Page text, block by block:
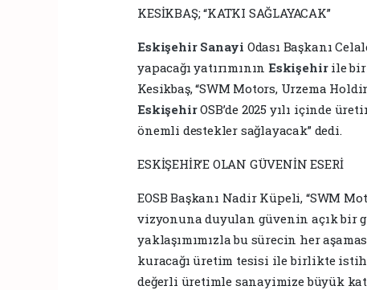
KESİKBAŞ; “KATKI SAĞLAYACAK”
Eskişehir Sanayi Odası Başkanı
yapacağı yatırımınınEskişehir ile
Kesikbaş, “SWM Motors, Urzema
EskişehirOSB’de 2025 yılı içinde
önemli destekler sağlayacak” dedi.
ESKİŞEHİR’E OLAN GÜVENİN ESERİ
EOSB Başkanı Nadir Küpeli, “SWM
vizyonuna duyulan güvenin açık bir
yaklaşımımızla bu sürecin her
kuracağı üretim tesisi ile birlikte
değerli üretimle sanayimize büyük